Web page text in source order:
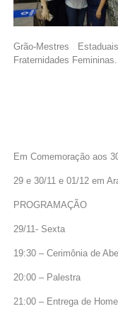
Grão-Mestres
Fraternidades Femininas.
Em Comemoração aos
29 e 30/11 e 01/12 em
PROGRAMAÇÃO
29/11- Sexta
19:30 – Cerimônia de
20:00 – Palestra
21:00 – Entrega de